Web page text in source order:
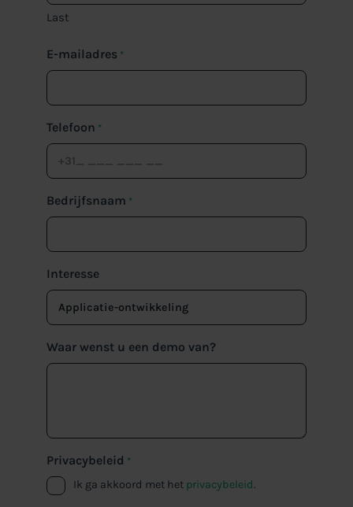
Last
E-mailadres *
Telefoon *
Bedrijfsnaam *
Interesse
Waar wenst u een demo van?
Privacybeleid *
Ik ga akkoord met het privacybeleid.